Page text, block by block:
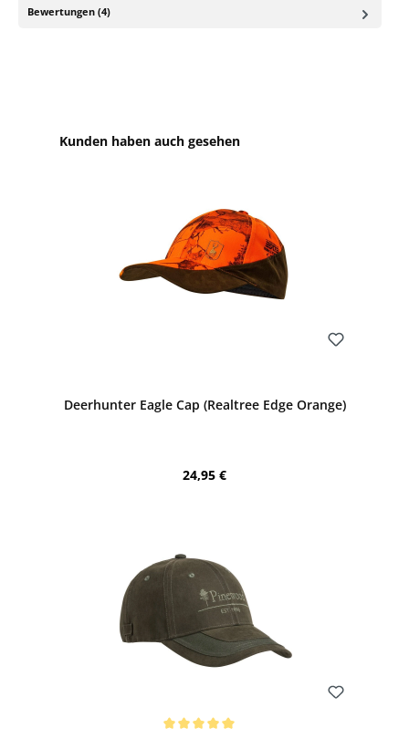
Bewertungen (4)
Produktgalerie überspringen
Kunden haben auch gesehen
Deerhunter Eagle Cap (Realtree Edge Orange)
Regulärer Preis:
24,95 €